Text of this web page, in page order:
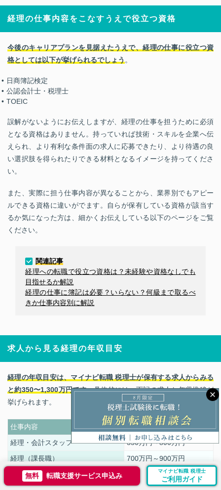
経理の仕事内容をこなすうえで役立つ資格
今後のキャリアプランを見据えたうえで、経理の仕事に役立つ資
格としては以下が挙げられるでしょう 。
日商簿記検定
公認会計士・税理士
TOEIC
誤解がないようにお伝えしますが、経理の仕事を担うために必須
となる資格はありません。持っていれば技術・スキルを企業へ伝
えられ、より有利な条件面の求人に応募できたり、より待遇の良
い選択肢を得られたりできる材料となるイメージを持ってくださ
い。
また、実際に担う仕事内容が異なることから、業界別でもアピー
ルできる資格に違いがでます。自らが保有している資格が該当す
るか気になった方は、細かくお伝えしている以下のページをご覧
ください。
関連記事
経理への転職で役立つ資格は？未経験や資格なしでも
目指せるか解説
経理の仕事に簿記は必要？いらない？何級まで取るべ
きか仕事内容別に解説
求人から見る経理の年収目安
経理の年収目安は、マイナビ転職 税理士が保有する求人からみる
と約350〜1,300万円です。具体的には、下記の求人と年収推移が
挙げられます。
仕事内容
年収
経理 ・会計スタッフ 350万円～800万円
経理（課長職）
700万円～900万円
経理 ・会計スタッフ（BPO） 800万円
無料 転職支援サービス申込み
マイナビ転職 税理士
ご利用ガイド